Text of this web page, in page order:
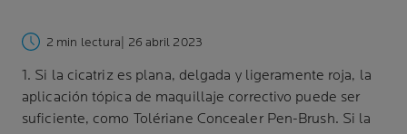
2 min lectura | 26 abril 2023
1. Si la cicatriz es plana, delgada y ligeramente roja, la
aplicación tópica de maquillaje correctivo puede ser
suficiente, como Tolériane Concealer Pen-Brush. Si la